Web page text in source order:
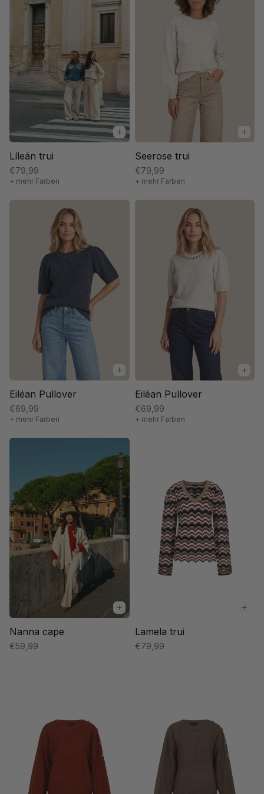
Líleán trui
€79,99
+ mehr Farben
Seerose trui
€79,99
+ mehr Farben
Eiléan Pullover
€69,99
+ mehr Farben
Eiléan Pullover
€69,99
+ mehr Farben
Nanna cape
€59,99
Lamela trui
€79,99